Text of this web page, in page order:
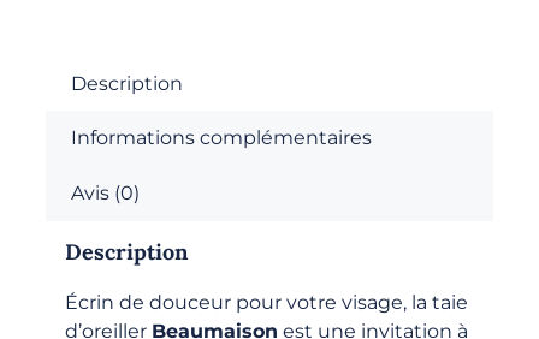
Description
Informations complémentaires
Avis (0)
Description
Écrin de douceur pour votre visage, la taie
d’oreiller Beaumaison est une invitation à